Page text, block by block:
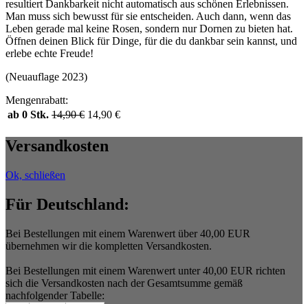
resultiert Dankbarkeit nicht automatisch aus schönen Erlebnissen.
Man muss sich bewusst für sie entscheiden. Auch dann, wenn das
Leben gerade mal keine Rosen, sondern nur Dornen zu bieten hat.
Öffnen deinen Blick für Dinge, für die du dankbar sein kannst, und
erlebe echte Freude!
(Neuauflage 2023)
Mengenrabatt:
ab 0 Stk. 14,90€ 14,90 €
Versandkosten
Ok, schließen
Für Deutschland:
Bei Bestellungen mit einem Warenwert über 40,00 EUR
übernehmen wir die kompletten Versandkosten.
Bei Bestellungen mit einem Warenwert unter 40,00 EUR richten
sich die Versandkosten nach der Gesamtsumme gemäß
nachfolgender Tabelle: